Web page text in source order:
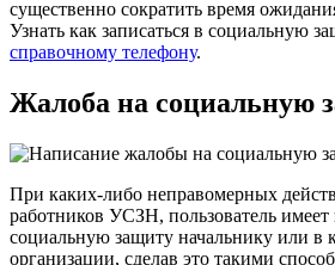
существенно сократить время
Узнать как записаться в социальную
справочному телефону.
Жалоба на социальную
При каких-либо неправомерных
работников УСЗН, пользователь имеет
социальную защиту начальнику или
организации, сделав это такими